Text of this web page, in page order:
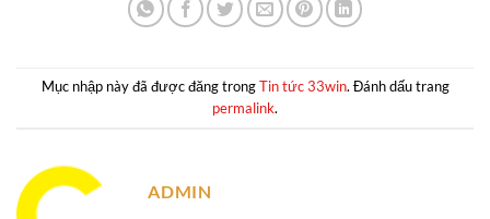
Mục nhập này đã được đăng trongTin tức 33win. Đánh dấu trang
permalink.
ADMIN